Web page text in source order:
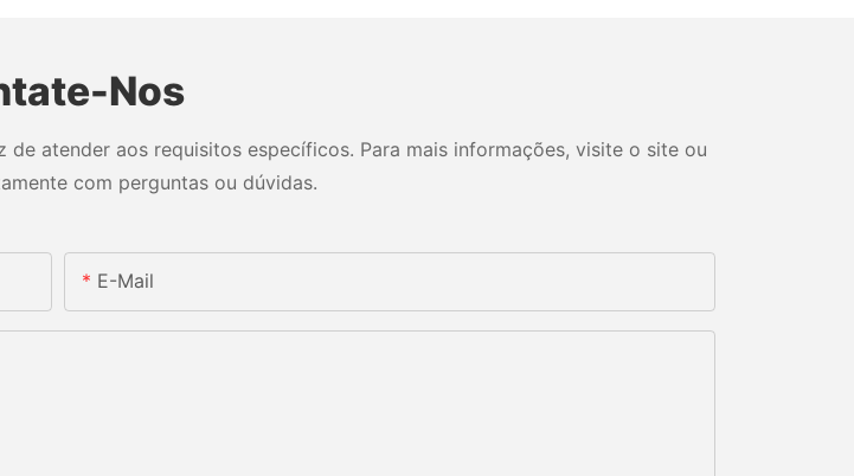
Nos
atender aos requisitos específicos. Para mais informações, visite o site ou
com perguntas ou dúvidas.
E-Mail